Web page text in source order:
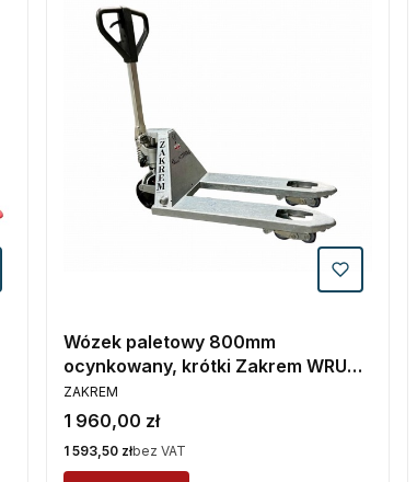
Wózek paletowy 800mm
ocynkowany, krótki Zakrem WRU4-
2500 NTN
PRODUCENT
ZAKREM
Cena
1 960,00 zł
Cena
1 593,50 złbez VAT